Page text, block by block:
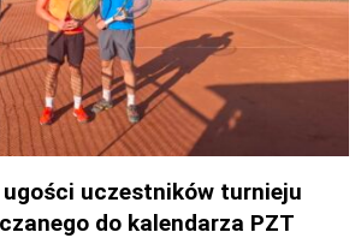
uczestników turnieju
do kalendarza PZT